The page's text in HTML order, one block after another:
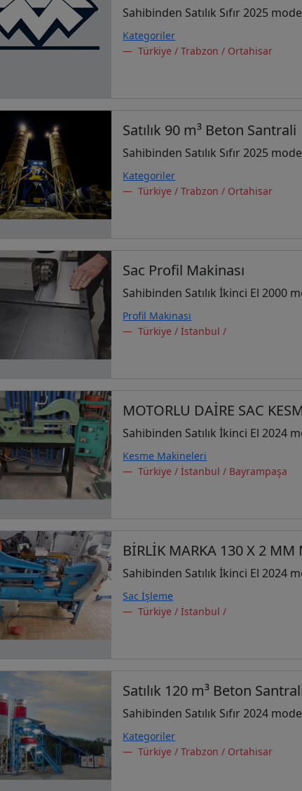
Sahibinden Satılık Sıfır 2025
Kategoriler
Türkiye / Trabzon / Ortahisar
Satılık 90 m³ Beton Santrali
Sahibinden Satılık Sıfır 2025
Kategoriler
Türkiye / Trabzon / Ortahisar
Sac Profil Makinası
Sahibinden Satılık İkinci El 2000
Profil Makinası
Türkiye / İstanbul /
MOTORLU DAİRE SAC
Sahibinden Satılık İkinci El 2024
Kesme Makineleri
Türkiye / İstanbul / Bayrampaşa
BİRLİK MARKA 130 X 2 MM
Sahibinden Satılık İkinci El 2024
Sac İşleme
Türkiye / İstanbul /
Satılık 120 m³ Beton
Sahibinden Satılık Sıfır 2024
Kategoriler
Türkiye / Trabzon / Ortahisar